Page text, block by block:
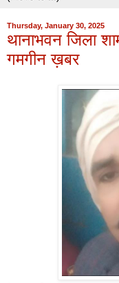
Thursday, January 30, 2025
थानाभवन जिला
गमगीन ख़बर